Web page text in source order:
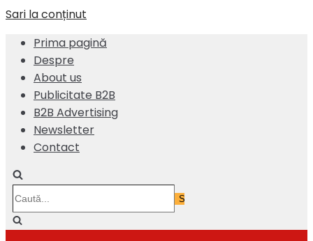
Sari la conținut
Prima pagină
Despre
About us
Publicitate B2B
B2B Advertising
Newsletter
Contact
Caută...